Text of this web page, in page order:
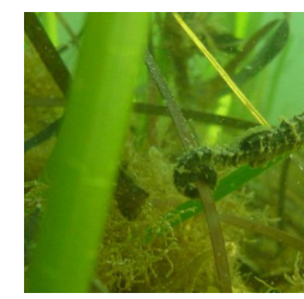
Connaissez
vous
l’environnement
dans
lequel
ridez